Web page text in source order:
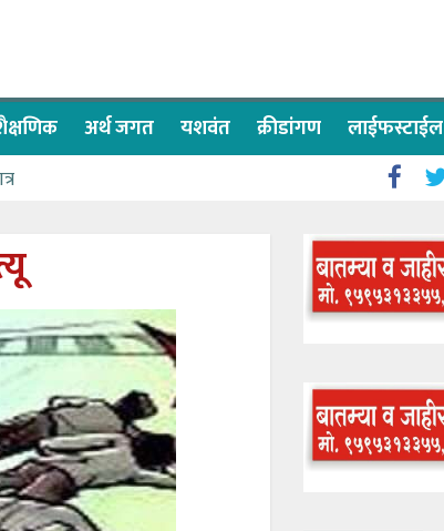
अर्थ जगत यशवंत क्रीडांगण लाईफस्टाईल
उपक्रमांनी साजरा
सामुहिक प्रयत्न करावे – आमदार काळे
– आ.आशुतोष काळे